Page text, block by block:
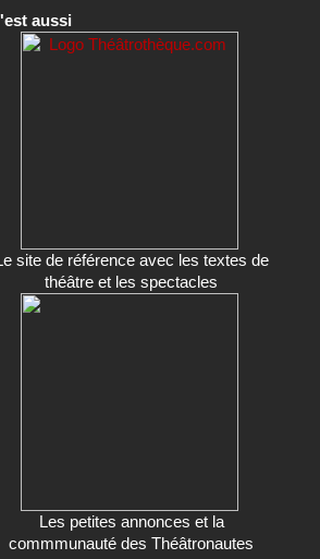
aussi
site de référence avec les textes de
théâtre et les spectacles
Les petites annonces et la
commmunauté des Théâtronautes